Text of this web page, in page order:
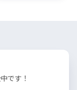
です！